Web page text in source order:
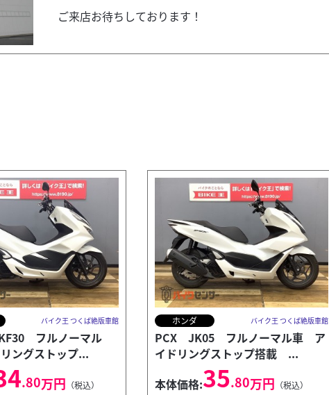
ご来店お待ちしております！
バイク王 つくば絶版車館
フルノーマル
ングストップ...
.80万円 （税込）
ホンダ バイク王 つくば絶版車館
PCX JK05 フルノーマル車 ア
イドリングストップ搭載 ...
本体価格:35.80万円 （税込）